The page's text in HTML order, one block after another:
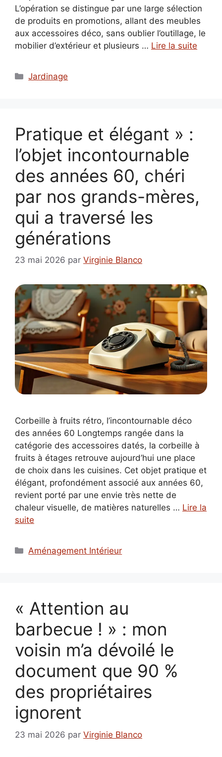
L’opération se distingue par une large sélection
de produits en promotions, allant des meubles
aux accessoires déco, sans oublier l’outillage, le
mobilier d’extérieur et plusieurs … Lire la suite
Catégories
Jardinage
Pratique et élégant » :
l’objet incontournable
des années 60, chéri
par nos grands-mères,
qui a traversé les
générations
23 mai 2026 par Virginie Blanco
Corbeille à fruits rétro, l’incontournable déco
des années 60 Longtemps rangée dans la
catégorie des accessoires datés, la corbeille à
fruits à étages retrouve aujourd’hui une place
de choix dans les cuisines. Cet objet pratique et
élégant, profondément associé aux années 60,
revient porté par une envie très nette de
chaleur visuelle, de matières naturelles … Lire la
suite
Catégories
Aménagement Intérieur
« Attention au
barbecue ! » : mon
voisin m’a dévoilé le
document que 90 %
des propriétaires
ignorent
23 mai 2026 par Virginie Blanco